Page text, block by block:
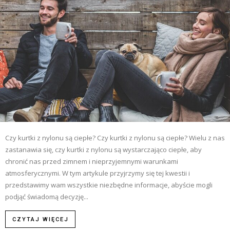
Czy kurtki z nylonu są ciepłe? Czy kurtki z nylonu są ciepłe? Wielu z nas
zastanawia się, czy kurtki z nylonu są wystarczająco ciepłe, aby
chronić nas przed zimnem i nieprzyjemnymi warunkami
atmosferycznymi. W tym artykule przyjrzymy się tej kwestii i
przedstawimy wam wszystkie niezbędne informacje, abyście mogli
podjąć świadomą decyzję...
CZYTAJ WIĘCEJ